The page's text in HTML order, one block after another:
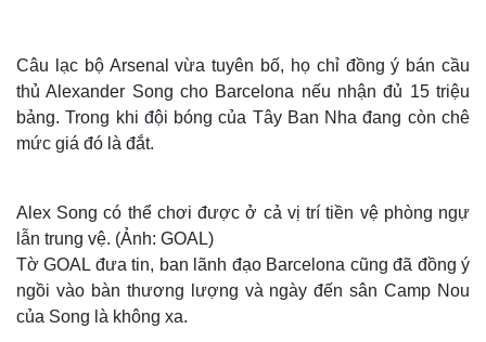
Câu lạc bộ Arsenal vừa tuyên bố, họ chỉ đồng ý bán cầu
thủ Alexander Song cho Barcelona nếu nhận đủ 15 triệu
bảng. Trong khi đội bóng của Tây Ban Nha đang còn chê
mức giá đó là đắt.
Alex Song có thể chơi được ở cả vị trí tiền vệ phòng ngự
lẫn trung vệ. (Ảnh: GOAL)
Tờ GOAL đưa tin, ban lãnh đạo Barcelona cũng đã đồng ý
ngồi vào bàn thương lượng và ngày đến sân Camp Nou
của Song là không xa.